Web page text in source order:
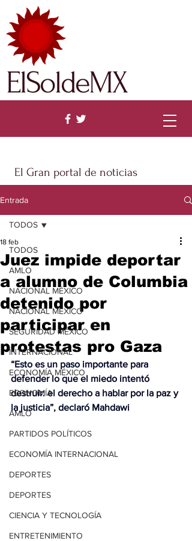
El Gran portal de noticias
ElSoldeMX
Entrada
TODOS
AMLO
NACIONAL MÉXICO
NACIONAL MÉXICO
SEGURIDAD MÉXICO
INTERNACIONAL
ECONOMÍA MÉXICO
ECONOMÍA
AMLO
PARTIDOS POLÍTICOS
ECONOMÍA INTERNACIONAL
DEPORTES
DEPORTES
CIENCIA Y TECNOLOGÍA
ENTRETENIMIENTO
TODOS
Juez impide deportar
a alumno de Columbia
detenido por
participar en
protestas pro Gaza
18 feb
“Esto es un paso importante para
defender lo que el miedo intentó
destruir: el derecho a hablar por la paz y
la justicia”, declaró Mahdawi